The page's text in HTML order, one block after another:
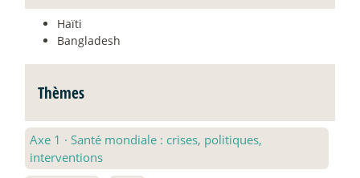
Haïti
Bangladesh
Thèmes
Axe 1 · Santé mondiale : crises, politiques,
interventions